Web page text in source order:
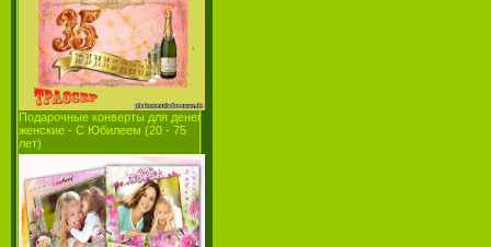
Подарочные конверты для денег
женские - С Юбилеем (20 - 75
лет)